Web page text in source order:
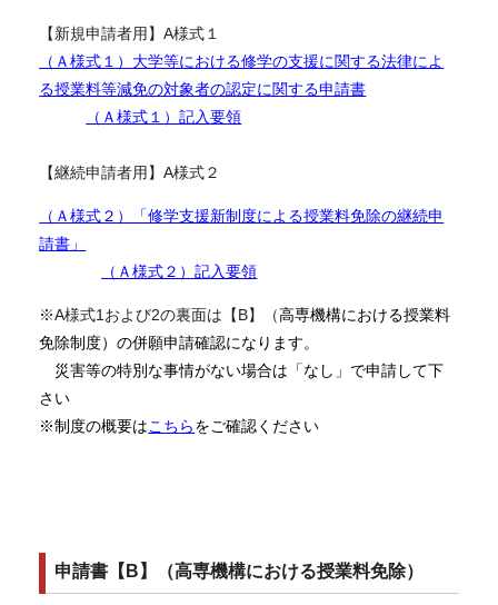
【新規申請者用】A様式１
（Ａ様式１） 大学等における修学の支援に関する法律によ
る授業料等減免の対象者の認定に関する申請書
（Ａ様式１）記入要領
【継続申請者用】A様式２
（Ａ様式２）「修学支援新制度による授業料免除の継続申
請書」
（Ａ様式２）記入要領
※A様式1および2の裏面は【B】（高専機構における授業料
免除制度）の併願申請確認になります。
災害等の特別な事情がない場合は「なし」で申請して下
さい
※制度の概要はこちらをご確認ください
申請書【B】（高専機構における授業料免除）